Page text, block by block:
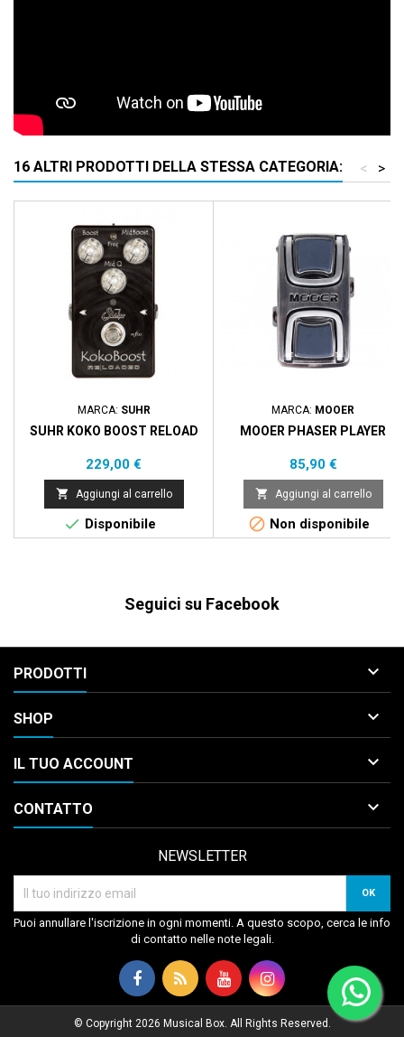
16 ALTRI PRODOTTI DELLA STESSA CATEGORIA: >
<
MARCA: SUHR
SUHR KOKO BOOST RELOAD
Prezzo
229,00 €
 Aggiungi al carrello
 Disponibile
MARCA: MOOER
MOOER PHASER PLAYER
Prezzo
85,90 €
 Aggiungi al carrello
 Non disponibile
Seguici su Facebook
PRODOTTI 
SHOP 
IL TUO ACCOUNT 
CONTATTO 
NEWSLETTER
Puoi annullare l'iscrizione in ogni momenti. A questo scopo, cerca le info
di contatto nelle note legali.
© Copyright 2026 Musical Box. All Rights Reserved.